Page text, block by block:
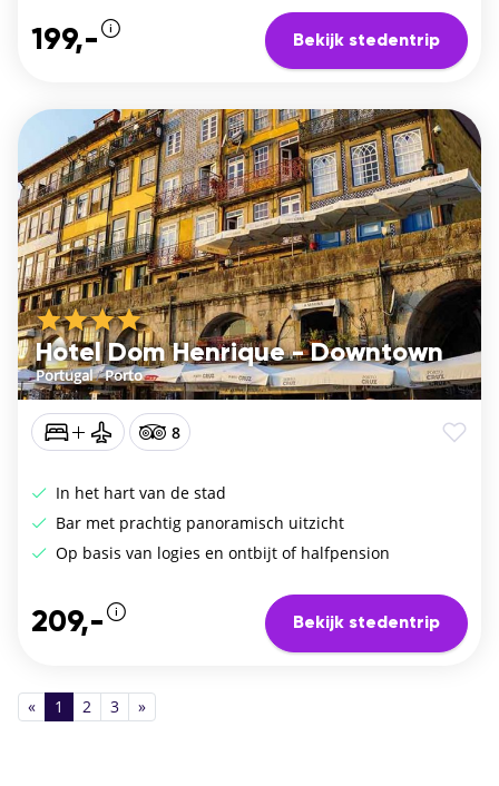
199,- Bekijk stedentrip
Hotel Dom Henrique - Downtown
Portugal/Porto
8
In het hart van de stad
Bar met prachtig panoramisch uitzicht
Op basis van logies en ontbijt of halfpension
209,- Bekijk stedentrip
« 1 2 3 »